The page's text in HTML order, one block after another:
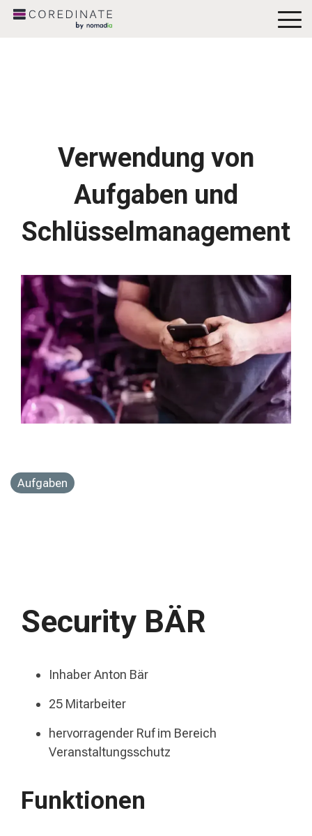
Verwendung von
Aufgaben und
Schlüsselmanagement
Aufgaben
Security BÄR
Inhaber Anton Bär
25 Mitarbeiter
hervorragender Ruf im Bereich
Veranstaltungsschutz
Funktionen